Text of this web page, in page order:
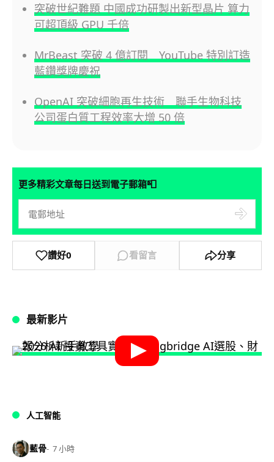
突破世紀難題 中國成功研製出新型晶片 算力
可超頂級 GPU 千倍
MrBeast 突破 4 億訂閱 YouTube 特別訂造
藍鑽獎牌慶祝
OpenAI 突破細胞再生技術 聯手生物科技
公司蛋白質工程效率大增 50 倍
更多精彩文章每日送到電子郵箱📮
讚好0 看留言 分享
最新影片
人工智能
藍骨 7 小時